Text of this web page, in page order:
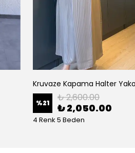
%21 ₺ 2,600.00
₺ 2,050.00
4 Renk 5 Beden